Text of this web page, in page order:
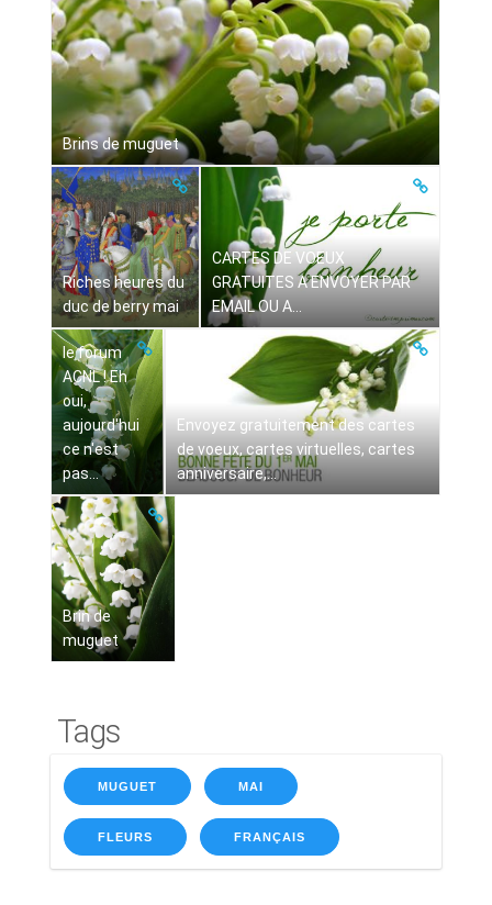
Brins de muguet
Riches heures du
duc de berry mai
CARTES DE VOEUX
GRATUITES A ENVOYER PAR
EMAIL OU A...
le forum
ACNL ! Eh
oui,
aujourd'hui
ce n'est
pas...
Envoyez gratuitement des cartes
de voeux, cartes virtuelles, cartes
anniversaire,...
Brin de
muguet
Tags
MUGUET MAI
FLEURS FRANÇAIS